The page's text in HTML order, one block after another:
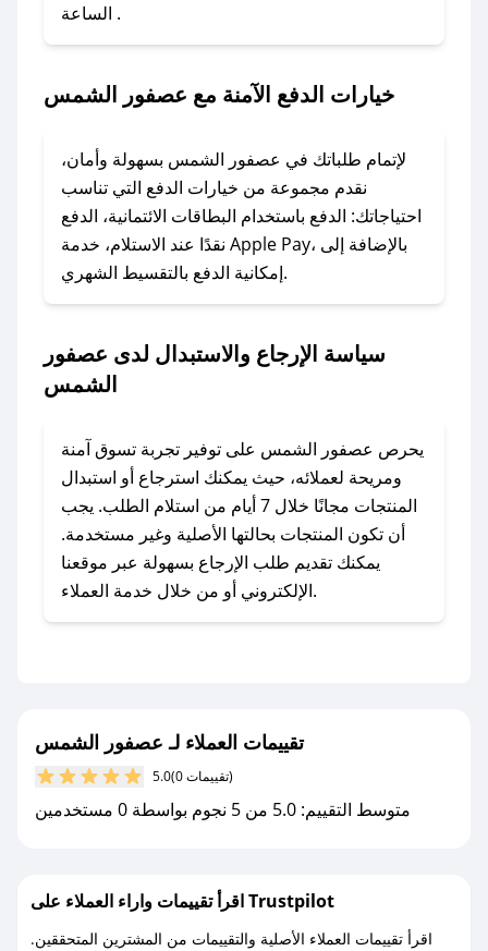
2. الصقه في خانة الدفع عند التسوق من عصفور
الشمس.
### ماذا أفعل إذا لم يعمل كود الخصم؟
الرسائل الخاصة على تويتر أو البريد الإلكتروني،
وسنقوم بحل المشكلة في أسرع وقت ممكن.
### ماذا أفعل إذا لم أجد كود خصم لمتجري
المفضل؟
في حال عدم توفر كوبونات لمتجرك المفضل، يمكنك
أسرع وقت ممكن.
عصفور الشمس؟
للحصول على كوبونات وخصومات حصرية، قم بما
- اضغط على أيقونة متابعة لمتجر عصفور الشمس
في تطبيق صحصح.
- تابع حسابنا الرسمي على تويتر وقم بتفعيل زر
الساعة .
خيارات الدفع الآمنة مع عصفور الشمس
لإتمام طلباتك في عصفور الشمس بسهولة وأمان،
نقدم مجموعة من خيارات الدفع التي تناسب
احتياجاتك: الدفع باستخدام البطاقات الائتمانية، الدفع
نقدًا عند الاستلام، خدمة Apple Pay، بالإضافة إلى
إمكانية الدفع بالتقسيط الشهري.
سياسة الإرجاع والاستبدال لدى عصفور
الشمس
يحرص عصفور الشمس على توفير تجربة تسوق آمنة
ومريحة لعملائه، حيث يمكنك استرجاع أو استبدال
المنتجات مجانًا خلال 7 أيام من استلام الطلب. يجب
أن تكون المنتجات بحالتها الأصلية وغير مستخدمة.
يمكنك تقديم طلب الإرجاع بسهولة عبر موقعنا
الإلكتروني أو من خلال خدمة العملاء.
تقييمات العملاء لـ عصفور الشمس
5.0 (0 تقييمات)
متوسط التقييم: 5.0 من 5 نجوم بواسطة 0 مستخدمين
اقرأ تقييمات واراء العملاء على Trustpilot
اقرأ تقييمات العملاء الأصلية والتقييمات من المشترين المتحققين.